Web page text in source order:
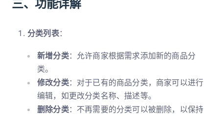
三、功能详解
分类列表：
新增分类：允许商家根据需求添加新的商品分
类。
修改分类：对于已有的商品分类，商家可以进行
编辑，如更改分类名称、描述等。
删除分类：不再需要的分类可以被删除，以保持